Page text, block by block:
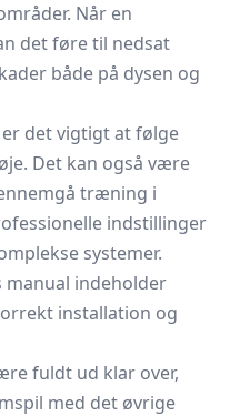
Når en
det føre til nedsat
både på dysen og
det vigtigt at følge
Det kan også være
træning i
indstillinger
systemer.
manual indeholder
installation og
fuldt ud klar over,
med det øvrige